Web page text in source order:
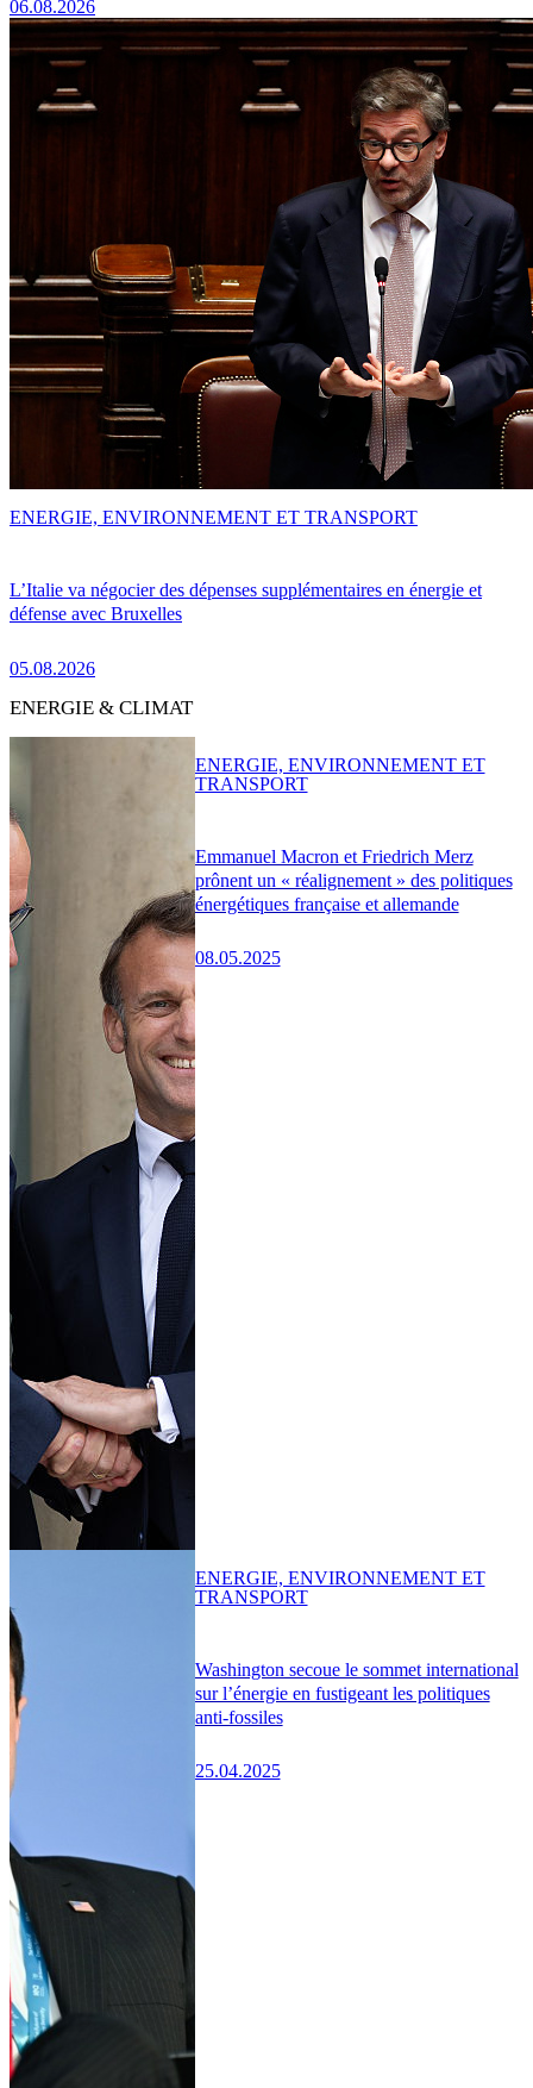
06.08.2026
L’Italie va négocier des dépenses supplémentaires en énergie et
défense avec Bruxelles
05.08.2026
ENERGIE, ENVIRONNEMENT ET TRANSPORT
ENERGIE & CLIMAT
Emmanuel Macron et Friedrich Merz
prônent un « réalignement » des politiques
énergétiques française et allemande
08.05.2025
ENERGIE, ENVIRONNEMENT ET
TRANSPORT
Washington secoue le sommet international
sur l’énergie en fustigeant les politiques
anti-fossiles
25.04.2025
ENERGIE, ENVIRONNEMENT ET
TRANSPORT